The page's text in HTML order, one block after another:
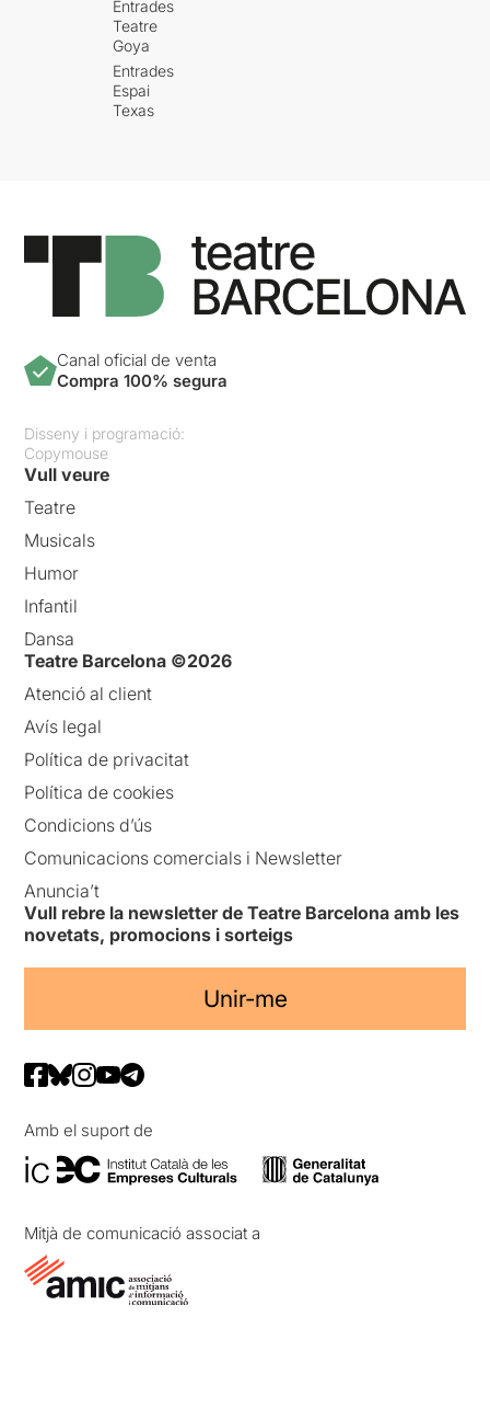
Entrades
Teatre
Goya
Entrades
Espai
Texas
Canal oficial de venta
Compra 100% segura
Disseny i programació:
Copymouse
Vull veure
Teatre
Musicals
Humor
Infantil
Dansa
Teatre Barcelona ©2026
Atenció al client
Avís legal
Política de privacitat
Política de cookies
Condicions d’ús
Comunicacions comercials i Newsletter
Anuncia’t
Vull rebre la newsletter de Teatre Barcelona amb les
novetats, promocions i sorteigs
Unir-me
Amb el suport de
Mitjà de comunicació associat a